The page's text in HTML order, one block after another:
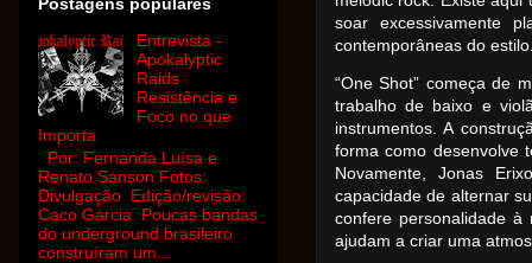
soar excessivamente
contemporâneas do
“One Shot” começa de
trabalho de baixo e
instrumentos. A
forma como desenvolve
Novamente, Jonas
capacidade de alternar
confere personalidade
ajudam a criar uma
Entrevista -
Apokalyptic
Raids :
Resistência e
Foco no que
Importa
Por: Fernanda Luísa e
Renato Sanson Fotos:
Divulgação Edição/revisão:
Caco Garcia Poucas bandas
do underground brasileiro
construíram um...